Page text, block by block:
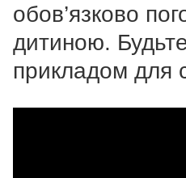
обов’язково
дитиною.
прикладом для